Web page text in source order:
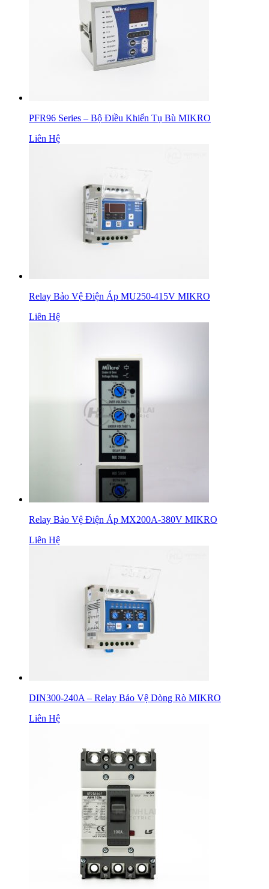
PFR96 Series – Bộ Điều Khiển Tụ Bù MIKRO
Liên Hệ
Relay Bảo Vệ Điện Áp MU250-415V MIKRO
Liên Hệ
Relay Bảo Vệ Điện Áp MX200A-380V MIKRO
Liên Hệ
DIN300-240A – Relay Bảo Vệ Dòng Rò MIKRO
Liên Hệ